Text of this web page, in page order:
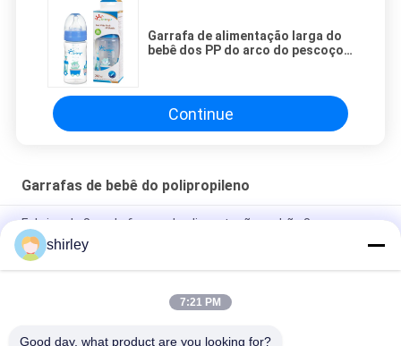
Garrafa de alimentação larga do
bebê dos PP do arco do pescoço
Continue
Garrafas de bebê do polipropileno
Fabrica de 8 oz de frasco de alimentação padrão 3pcs em um
conjunto frasco de leite de fluxo lento anti cólica
Método de esterilização por micro-ondas Copo de bebê para
shirley
7:21 PM
Good day, what product are you looking for?